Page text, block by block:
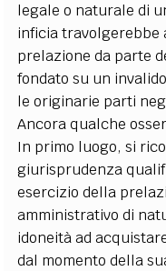
legale o naturale di
inficia travolgerebbe
prelazione da parte
fondato su un
le originarie parti
Ancora qualche
In primo luogo, si
giurisprudenza
esercizio della
amministrativo di
idoneità ad
dal momento della